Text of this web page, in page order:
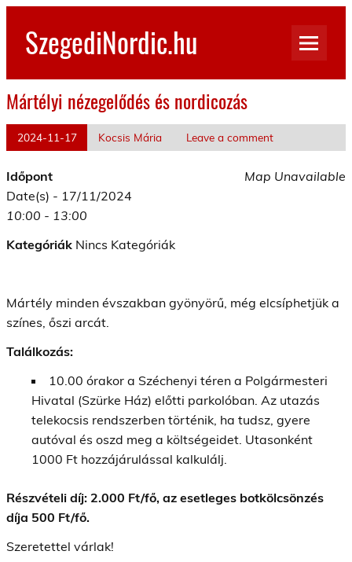
Skip
contentSzegediNordic.hu
Mártélyi nézegelődés és nordicozás
2024-11-17 Kocsis Mária Leave a comment
Map Unavailable
Időpont
Date(s) - 17/11/2024
10:00 - 13:00
Kategóriák Nincs Kategóriák
Mártély minden évszakban gyönyörű, még elcsíphetjük a
színes, őszi arcát.
Találkozás:
10.00 órakor a Széchenyi téren a Polgármesteri
Hivatal (Szürke Ház) előtti parkolóban. Az utazás
telekocsis rendszerben történik, ha tudsz, gyere
autóval és oszd meg a költségeidet. Utasonként
1000 Ft hozzájárulással kalkulálj.
Részvételi díj: 2.000 Ft/fő, az esetleges botkölcsönzés
díja 500 Ft/fő.
Szeretettel várlak!